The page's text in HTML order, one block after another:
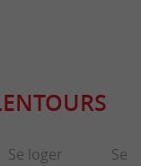
Se loger Se